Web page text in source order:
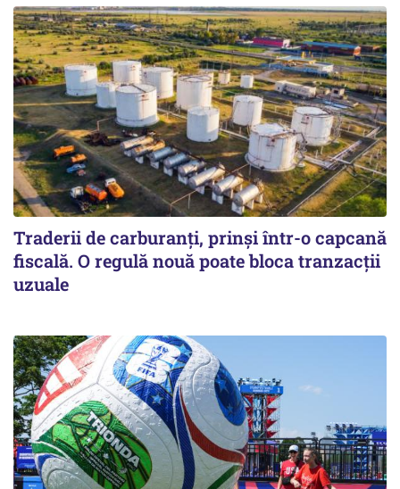
Traderii de carburanți, prinși într-o capcană
fiscală. O regulă nouă poate bloca tranzacții
uzuale